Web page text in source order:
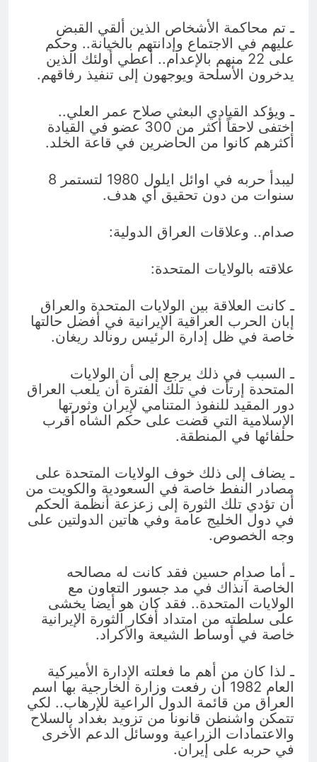
ـ تم محاكمة الأشخاص الذين ألقي القبض
عليهم في الاجتماع وإدانتهم بالخيانة.. وحكم
على 22 منهم بالإعدام.. أعطي أولئك الذين
يدخرون الأسلحة ويوجهون إلى تنفيذ رفاقهم.
ـ ويؤكد القيادي البعثي صلاح عمر العلي..
اختفى لاحقاً أكثر من 300 عضو في القيادة
أكثرهم كانوا من الحاضرين في قاعة الخلد.
ليبدأ حربه في اوائل ايلول 1980 لتستمر 8
سنوات من دون تحقيق أي هدف.
صدام.. وعلاقات العراق الدولية:
علاقته بالولايات المتحدة:
ـ كانت العلاقة بين الولايات المتحدة والعراق
إبان الحرب العراقية الإيرانية في أفضل حالتها
خاصة في ظل إدارة الرئيس رونالد ريغان.
ـ السبب في ذلك يرجع إلى أن الولايات
المتحدة إرتأت في تلك الفترة أن يلعب العراق
دور المقيد للنفوذ المتنامي لإيران وثورتها
الإسلامية التي قضت على حكم الشاه أقرب
حلفائها في المنطقة.
ـ يضاف إلى ذلك خوف الولايات المتحدة على
مصادر النفط خاصة في السعودية والكويت من
أن تؤدي تلك الثورة إلى زعزعة أنظمة الحكم
في دول الخليج عامة وفي هاتين الدولتين على
وجه الخصوص.
ـ أما صدام حسين فقد كانت له مصالحه
الخاصة آنذاك في مد جسور التعاون مع
الولايات المتحدة.. فقد كان هو أيضا يخشى
على سلطته من امتداد أفكار الثورة الإيرانية
خاصة في أوساط الشيعة والأكراد.
ـ لذا كان من أهم ما فعلته الإدارة الأميركية
العام 1982 أن رفعت وزارة الخارجية بها اسم
العراق من قائمة الدول الراعية للإرهاب.. لكي
تتمكن واشنطن قانونا من تزويد بغداد بالسلاح
والاعتمادات الزراعية ووسائل الدعم الأخرى
في حربه على إيران.